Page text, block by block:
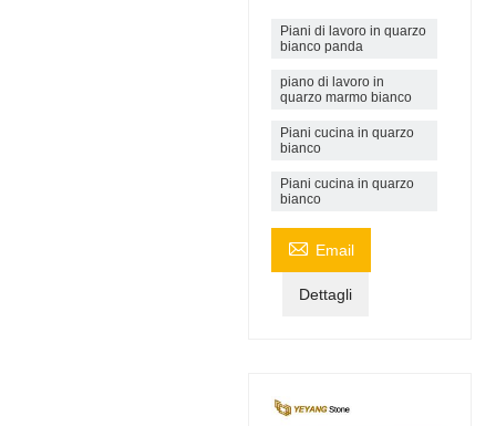
Piani di lavoro in quarzo
bianco panda
piano di lavoro in
quarzo marmo bianco
Piani cucina in quarzo
bianco
Piani cucina in quarzo
bianco
 Email
Dettagli